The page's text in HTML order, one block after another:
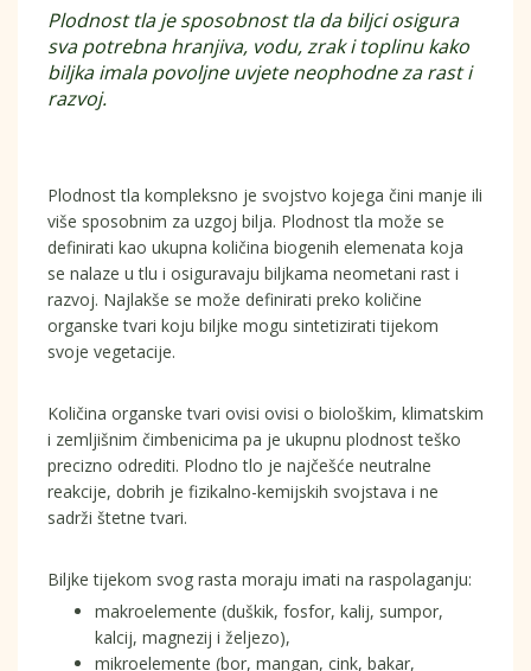
Plodnost tla je sposobnost tla da biljci osigura
sva potrebna hranjiva, vodu, zrak i toplinu kako
biljka imala povoljne uvjete neophodne za rast i
razvoj.
Plodnost tla kompleksno je svojstvo kojega čini manje ili
više sposobnim za uzgoj bilja. Plodnost tla može se
definirati kao ukupna količina biogenih elemenata koja
se nalaze u tlu i osiguravaju biljkama neometani rast i
razvoj. Najlakše se može definirati preko količine
organske tvari koju biljke mogu sintetizirati tijekom
svoje vegetacije.
Količina organske tvari ovisi ovisi o biološkim, klimatskim
i zemljišnim čimbenicima pa je ukupnu plodnost teško
precizno odrediti. Plodno tlo je najčešće neutralne
reakcije, dobrih je fizikalno-kemijskih svojstava i ne
sadrži štetne tvari.
Biljke tijekom svog rasta moraju imati na raspolaganju:
makroelemente (duškik, fosfor, kalij, sumpor,
kalcij, magnezij i željezo),
mikroelemente (bor, mangan, cink, bakar,